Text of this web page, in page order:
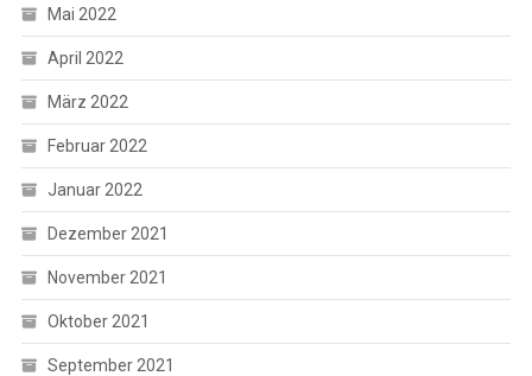
Mai 2022
April 2022
März 2022
Februar 2022
Januar 2022
Dezember 2021
November 2021
Oktober 2021
September 2021